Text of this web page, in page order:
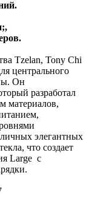
Tzelan, Tony Chi
центрального
Он
разработал
материалов,
элегантных
что создает
Large с